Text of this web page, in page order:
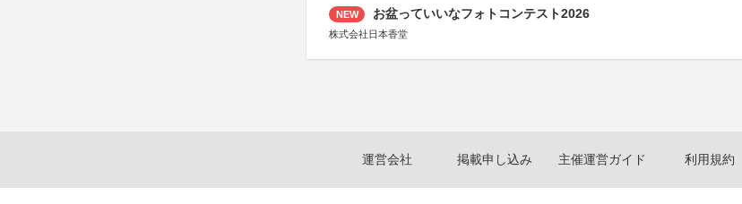
NEW お盆っていいなフォトコンテスト2026
株式会社日本香堂
運営会社 掲載申し込み 主催運営ガイド 利用規約